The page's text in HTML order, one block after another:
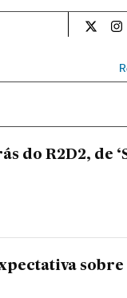
do R2D2, de
sobre